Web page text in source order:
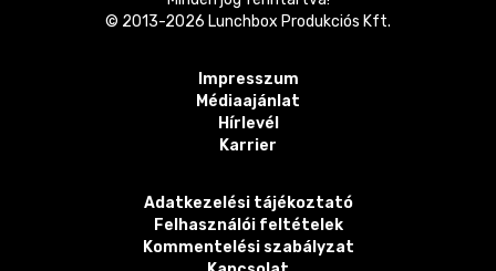
© 2013-2026 Lunchbox Produkciós Kft.
Impresszum
Médiaajánlat
Hírlevél
Karrier
Adatkezelési tájékoztató
Felhasználói feltételek
Kommentelési szabályzat